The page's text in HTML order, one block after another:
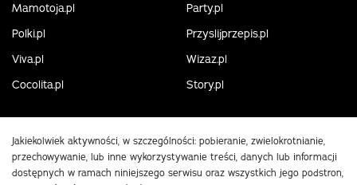
Mamotoja.pl
Party.pl
Polki.pl
Przyslijprzepis.pl
Viva.pl
Wizaz.pl
Cocolita.pl
Story.pl
Jakiekolwiek aktywności, w szczególności: pobieranie, zwielokrotnianie,
przechowywanie, lub inne wykorzystywanie treści, danych lub informacji
dostępnych w ramach niniejszego serwisu oraz wszystkich jego podstron,